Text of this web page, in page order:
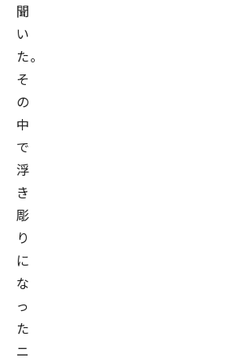
聞
い
た。
そ
の
中
で
浮
き
彫
り
に
な
っ
た
ニ